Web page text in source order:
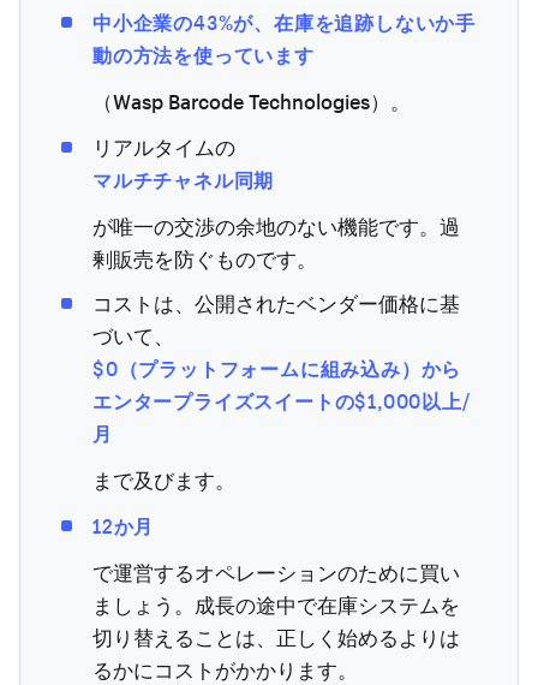
中小企業の43%が、在庫を追跡しないか手
動の方法を使っています
（Wasp Barcode Technologies）。
リアルタイムの
マルチチャネル同期
が唯一の交渉の余地のない機能です。過
剰販売を防ぐものです。
コストは、公開されたベンダー価格に基
づいて、
$0（プラットフォームに組み込み）から
エンタープライズスイートの$1,000以上/
月
まで及びます。
12か月
で運営するオペレーションのために買い
ましょう。成長の途中で在庫システムを
切り替えることは、正しく始めるよりは
るかにコストがかかります。